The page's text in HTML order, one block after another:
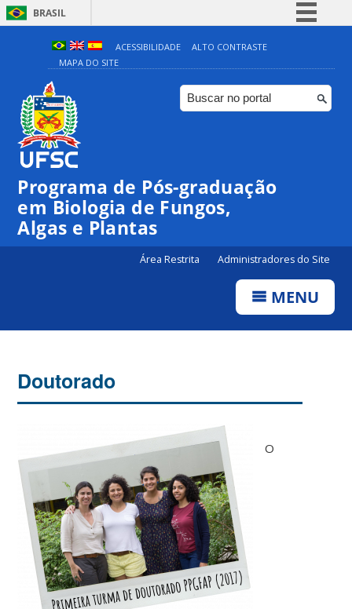
BRASIL
Simplifique!
Comunica BR
Participe
ACESSIBILIDADE
ALTO CONTRASTE
MAPA DO SITE
Programa de Pós-graduação
em Biologia de Fungos,
Algas e Plantas
Área Restrita Administradores do Site
MENU
Doutorado
O